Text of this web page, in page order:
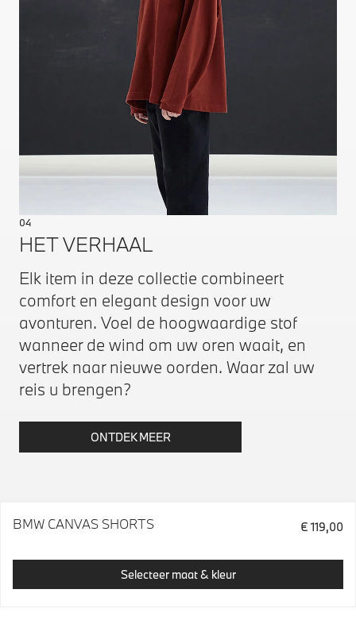
04
HET VERHAAL
Elk item in deze collectie combineert
comfort en elegant design voor uw
avonturen. Voel de hoogwaardige stof
wanneer de wind om uw oren waait, en
vertrek naar nieuwe oorden. Waar zal uw
reis u brengen?
ONTDEK MEER
BMW CANVAS SHORTS € 119,00
Selecteer maat & kleur